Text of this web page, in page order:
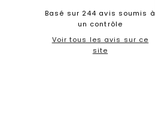
Basé sur 244 avis soumis à
un contrôle
Voir tous les avis sur ce
site